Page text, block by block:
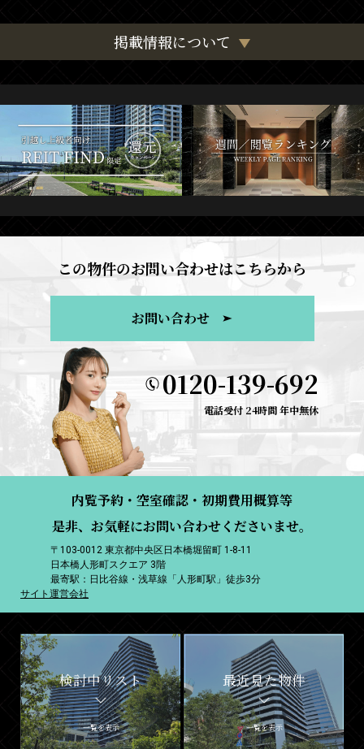
掲載情報について
この物件のお問い合わせはこちらから
お問い合わせ
0120-139-692
電話受付 24時間 年中無休
内覧予約・空室確認・初期費用概算等
是非、お気軽にお問い合わせくださいませ。
〒103-0012 東京都中央区日本橋堀留町 1-8-11
日本橋人形町スクエア 3階
最寄駅：日比谷線・浅草線「人形町駅」徒歩3分
サイト運営会社
検討中リスト
一覧を表示
最近見た物件
一覧を表示